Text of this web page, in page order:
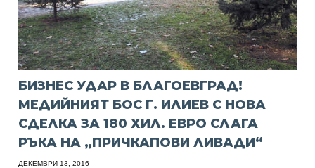
БИЗНЕС УДАР В БЛАГОЕВГРАД!
МЕДИЙНИЯТ БОС Г. ИЛИЕВ С НОВА
СДЕЛКА ЗА 180 ХИЛ. ЕВРО СЛАГА
РЪКА НА „ПРИЧКАПОВИ ЛИВАДИ“
ДЕКЕМВРИ 13, 2016